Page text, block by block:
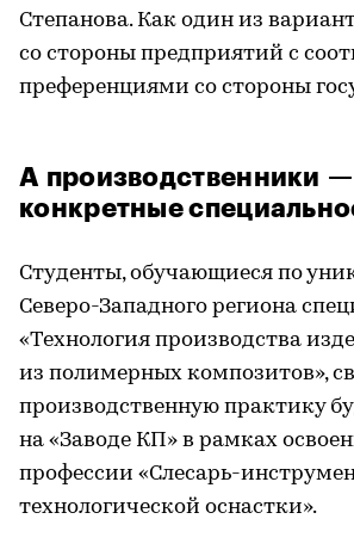
Степанова. Как один из
со стороны предприятий с
преференциями со стороны
А производственники —
конкретные
Студенты, обучающиеся по
Северо-Западного региона
«Технология производства
из полимерных композитов»,
производственную практику
на «Заводе КП» в рамках
профессии «Слесарь-
технологической оснастки».